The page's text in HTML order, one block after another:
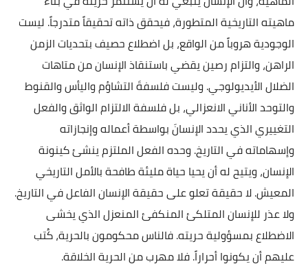
ماهيته التاريخية المتطورة، فيحقق ذاته تحقيقاً متدرجاً. ليست
الوجودية هروباً من الواقع، بل اضطلاع حصيف بتحديات الزمن
الراهن، والتزام رصين يقضي باستنقاذ الإنسان من متاهات
الضلال الأيديولوجي. وليست فلسفةَ التشاؤم واليأس والقنوط
والتوحد الأناني الانعزالي، بل فلسفة الالتزام الواثق والفعل
التغييري الذي يحدد الإنسانَ بواسطة أعماله وإنجازاته
وإسهاماته في التاريخ. وحده الفعل الملتزم ينشئ كينونة
الإنسان، ويتيح له أن يحيا حياة مليئة طافحة بالأمل التاريخي
المعيش. لا حقيقة تعلو على حقيقة الإنسان الفاعل في التاريخ.
ولا عذر للإنسان المتلكئ المنكفئ المنعزل الذي يخشى
الاضطلاع بمسؤولية حريته. فالناس محكومون بالحرية، كُتب
عليهم أن يكونوا أحراراً. فلا مهرب من الحرية الخلاقة.